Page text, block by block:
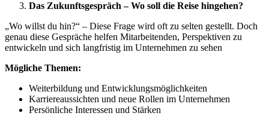
Das Zukunftsgespräch – Wo soll die Reise hingehen?
„Wo willst du hin?“ – Diese Frage wird oft zu selten gestellt. Doch
genau diese Gespräche helfen Mitarbeitenden, Perspektiven zu
entwickeln und sich langfristig im Unternehmen zu sehen
Mögliche Themen:
Weiterbildung und Entwicklungsmöglichkeiten
Karriereaussichten und neue Rollen im Unternehmen
Persönliche Interessen und Stärken